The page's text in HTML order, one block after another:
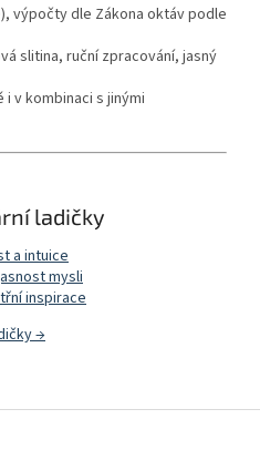
výpočty dle Zákona oktáv podle
slitina, ruční zpracování, jasný
v kombinaci s jinými
ladičky
a intuice
mysli
inspirace
→